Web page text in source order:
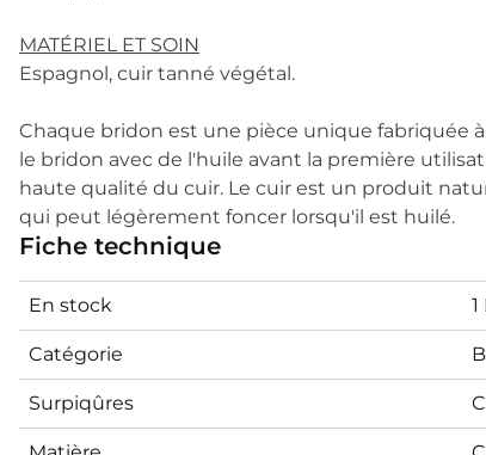
MATÉRIEL ET SOIN
Espagnol, cuir tanné végétal.
Chaque bridon est une pièce unique fabriquée
le bridon avec de l'huile avant la première
haute qualité du cuir. Le cuir est un produit
qui peut légèrement foncer lorsqu'il est huilé.
Fiche technique
En stock
Catégorie
Surpiqûres